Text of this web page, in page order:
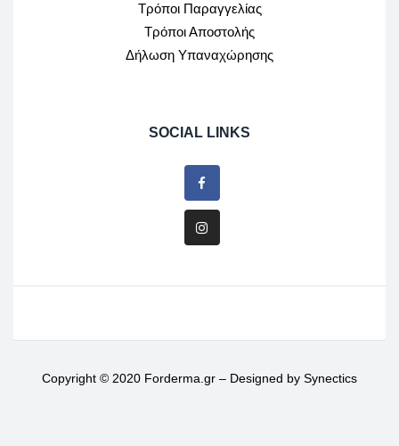
Τρόποι Παραγγελίας
Τρόποι Αποστολής
Δήλωση Υπαναχώρησης
SOCIAL LINKS
Copyright © 2020 Forderma.gr – Designed by Synectics